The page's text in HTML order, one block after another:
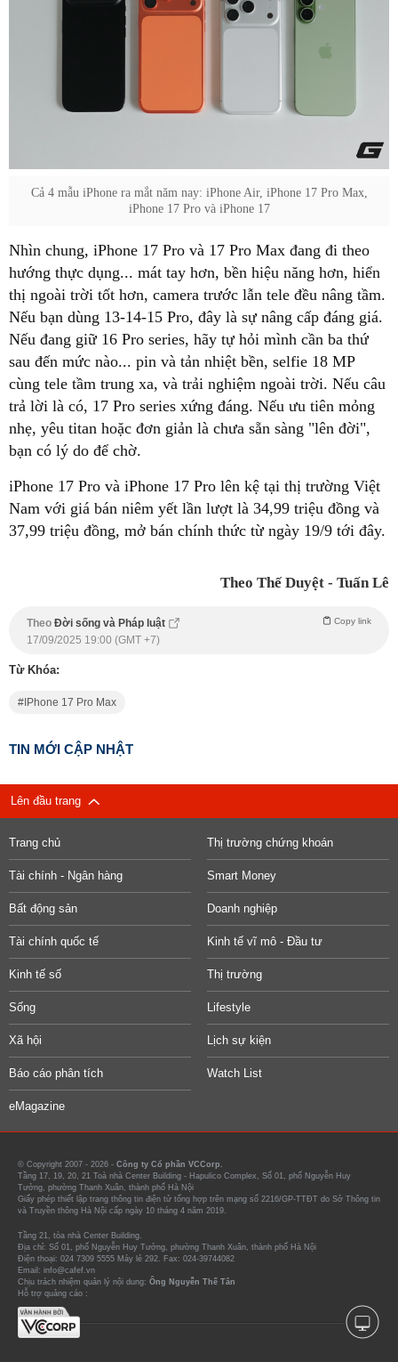
Cả 4 mẫu iPhone ra mắt năm nay: iPhone Air, iPhone 17 Pro Max,
iPhone 17 Pro và iPhone 17
Nhìn chung, iPhone 17 Pro và 17 Pro Max đang đi theo
hướng thực dụng... mát tay hơn, bền hiệu năng hơn, hiển
thị ngoài trời tốt hơn, camera trước lẫn tele đều nâng tầm.
Nếu bạn dùng 13-14-15 Pro, đây là sự nâng cấp đáng giá.
Nếu đang giữ 16 Pro series, hãy tự hỏi mình cần ba thứ
sau đến mức nào... pin và tản nhiệt bền, selfie 18 MP
cùng tele tầm trung xa, và trải nghiệm ngoài trời. Nếu câu
trả lời là có, 17 Pro series xứng đáng. Nếu ưu tiên mỏng
nhẹ, yêu titan hoặc đơn giản là chưa sẵn sàng "lên đời",
bạn có lý do để chờ.
iPhone 17 Pro và iPhone 17 Pro lên kệ tại thị trường Việt
Nam với giá bán niêm yết lần lượt là 34,99 triệu đồng và
37,99 triệu đồng, mở bán chính thức từ ngày 19/9 tới đây.
Theo Thế Duyệt - Tuấn Lê
Theo Đời sống và Pháp luật Copy link
17/09/2025 19:00 (GMT +7)
Từ Khóa:
IPhone 17 Pro Max
TIN MỚI CẬP NHẬT
Lên đầu trang
Trang chủ Thị trường chứng khoán
Tài chính - Ngân hàng Smart Money
Bất động sản Doanh nghiệp
Tài chính quốc tế Kinh tế vĩ mô - Đầu tư
Kinh tế số Thị trường
Sống Lifestyle
Xã hội Lịch sự kiện
Báo cáo phân tích Watch List
eMagazine
© Copyright 2007 - 2026 - Công ty Cổ phần VCCorp.
Tầng 17, 19, 20, 21 Toà nhà Center Building - Hapulico Complex, Số 01, phố Nguyễn Huy
Tưởng, phường Thanh Xuân, thành phố Hà Nội
Giấy phép thiết lập trang thông tin điện tử tổng hợp trên mạng số 2216/GP-TTĐT do Sở Thông tin
và Truyền thông Hà Nội cấp ngày 10 tháng 4 năm 2019.
Tầng 21, tòa nhà Center Building.
Địa chỉ: Số 01, phố Nguyễn Huy Tưởng, phường Thanh Xuân, thành phố Hà Nội
Điện thoại: 024 7309 5555 Máy lẻ 292. Fax: 024-39744082
Email: info@cafef.vn
Chịu trách nhiệm quản lý nội dung: Ông Nguyễn Thế Tân
Hỗ trợ quảng cáo :